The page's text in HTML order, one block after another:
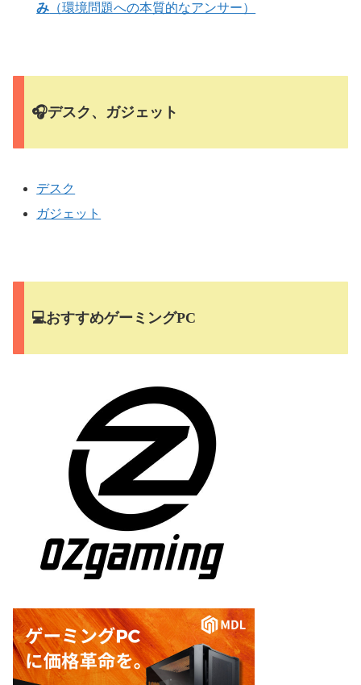
み （環境問題への本質的なアンサー）
🎧デスク、ガジェット
デスク
ガジェット
💻おすすめゲーミングPC